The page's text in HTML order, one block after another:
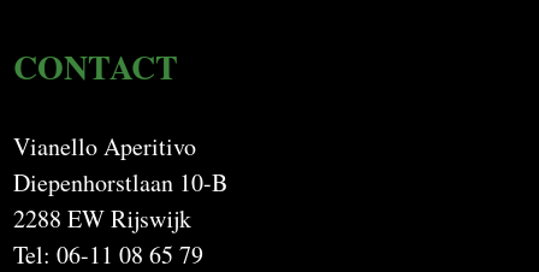
CONTACT
Vianello Aperitivo
Diepenhorstlaan 10-B
2288 EW Rijswijk
Tel: 06-11 08 65 79